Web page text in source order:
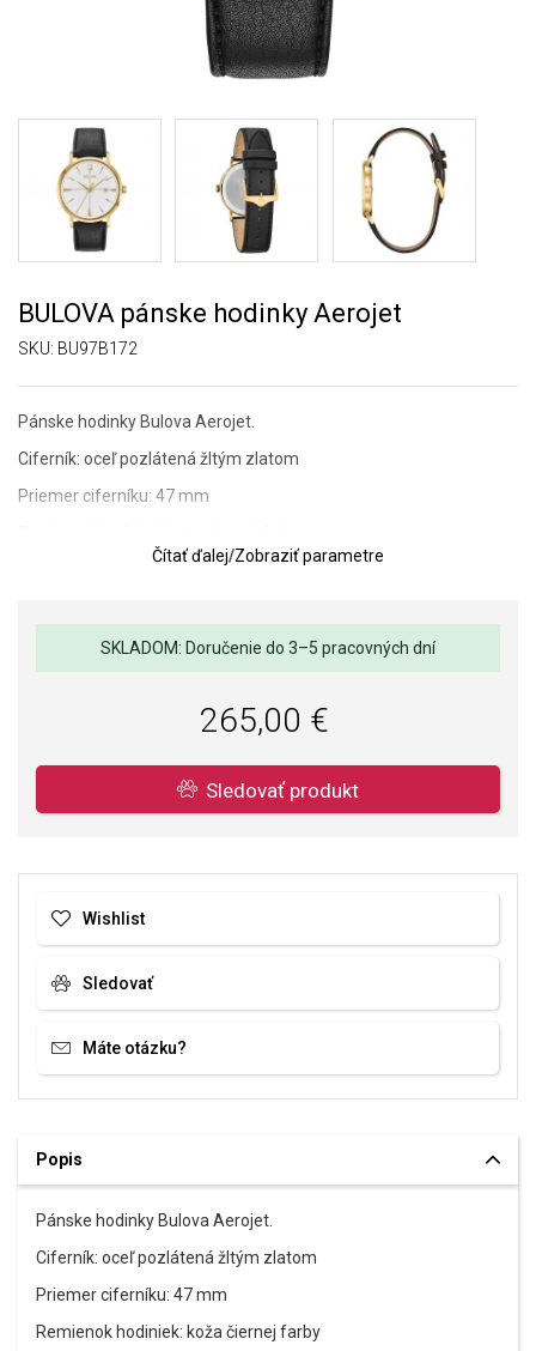
BULOVA pánske hodinky Aerojet
SKU: BU97B172
Pánske hodinky Bulova Aerojet.
Ciferník: oceľ pozlátená žltým zlatom
Priemer ciferníku: 47 mm
Pohon hodiniek: batéria
Čítať ďalej/Zobraziť parametre
SKLADOM: Doručenie do 3–5 pracovných dní
265,00 €
Sledovať produkt
Wishlist
Sledovať
Máte otázku?
Popis
Pánske hodinky Bulova Aerojet.
Ciferník: oceľ pozlátená žltým zlatom
Priemer ciferníku: 47 mm
Remienok hodiniek: koža čiernej farby